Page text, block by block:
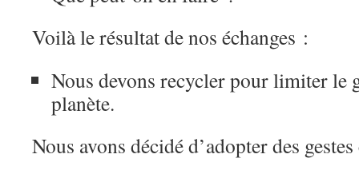
Voilà le résultat de nos échanges :
Nous devons recycler pour limiter le
planète.
Nous avons décidé d’adopter des